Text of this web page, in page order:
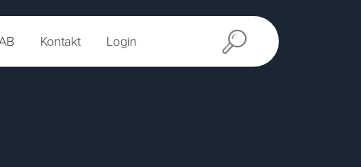
Kontakt Login